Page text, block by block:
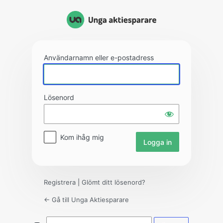
Användarnamn eller e-postadress
Lösenord
Kom ihåg mig
Registrera Glömt ditt lösenord?
← Gå till Unga Aktiesparare